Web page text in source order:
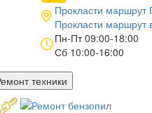
Прокласти маршрут
Прокласти маршрут
Пн-Пт 09:00-18:00
Сб 10:00-16:00
техники